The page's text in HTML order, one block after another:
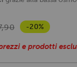
-20%
e prodotti